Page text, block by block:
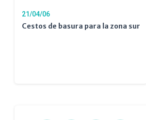
21/04/06
Cestos de basura para la zona sur